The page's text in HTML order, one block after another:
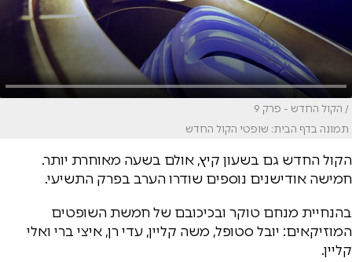
/ הקול החדש - פרק 9
תמונה בדף הבית: שופטי הקול החדש
הקול החדש גם בשעון קיץ, אולם בשעה מאוחרת יותר.
חמישה אודישנים נוספים שודרו הערב בפרק התשיעי.
בהנחיית מנחם טוקר ובכיכובם של חמשת השופטים
המוזיקאים: יובל סטופל, משה קליין, עדי רן, איצי ברי ואלי
קליין.